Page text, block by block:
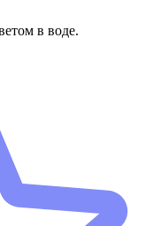
в воде.